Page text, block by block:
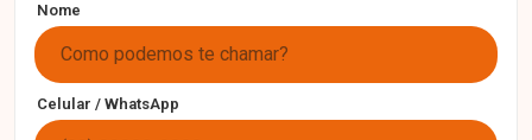
Nome
Celular / WhatsApp